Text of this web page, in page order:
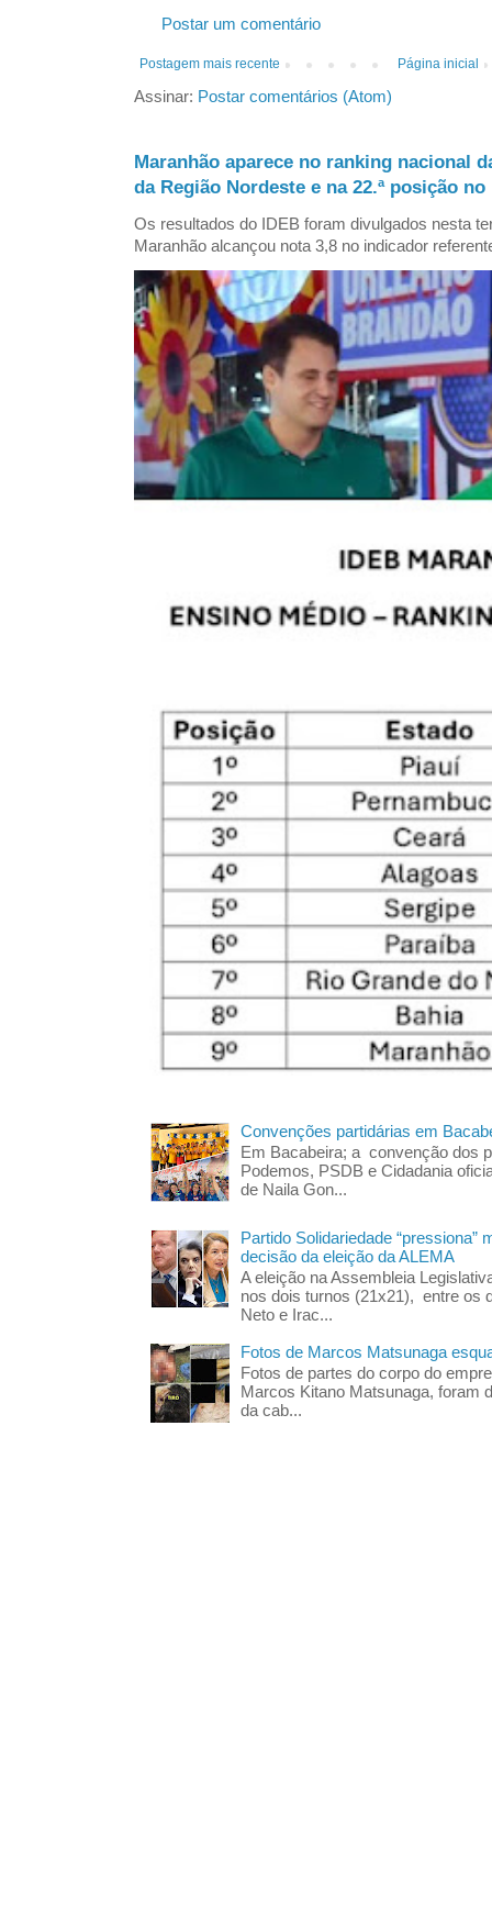
Postar um comentário
Postagem mais recente Página inicial
Assinar: Postar comentários (Atom)
Maranhão aparece no ranking nacional
da Região Nordeste e na 22.ª posição
Os resultados do IDEB foram divulgados nesta
Maranhão alcançou nota 3,8 no indicador
Convenções partidárias em
Em Bacabeira; a convenção dos
Podemos, PSDB e Cidadania
de Naila Gon...
Partido Solidariedade “pressiona”
decisão da eleição da ALEMA
A eleição na Assembleia
nos dois turnos (21x21), entre os
Neto e Irac...
Fotos de Marcos Matsunaga
Fotos de partes do corpo do
Marcos Kitano Matsunaga, foram
da cab...